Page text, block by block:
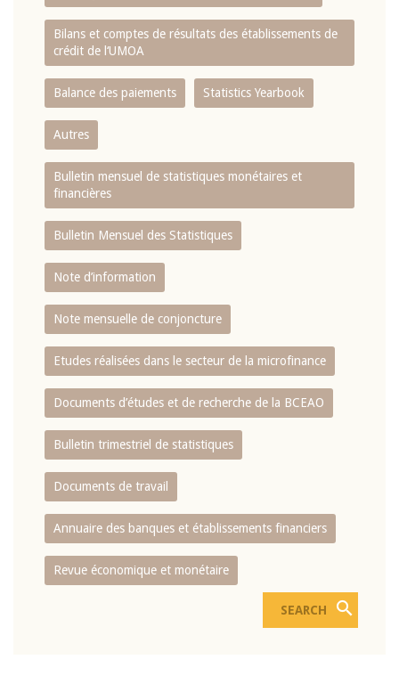
Bilans et comptes de résultats des établissements de
crédit de l‘UMOA
Balance des paiements Statistics Yearbook
Autres
Bulletin mensuel de statistiques monétaires et
financières
Bulletin Mensuel des Statistiques
Note d’information
Note mensuelle de conjoncture
Etudes réalisées dans le secteur de la microfinance
Documents d’études et de recherche de la BCEAO
Bulletin trimestriel de statistiques
Documents de travail
Annuaire des banques et établissements financiers
Revue économique et monétaire